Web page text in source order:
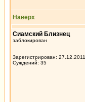
Наверх
Сиамский Близнец
заблокирован
Зарегистрирован: 27.12.2011
Суждений: 35